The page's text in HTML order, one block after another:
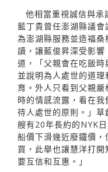
他相當重視誠信與承
藍丁貴曾任澎湖縣議
為澎湖縣服務並造福
讀，讓藍俊昇深受影
道，「父親會在吃飯時
並說明為人處世的道
育。外人只看到父親
時的情感流露，看在
待人處世的原則。」
艘有20年長約的NYK
船價下滑幾近廢鐵價
買，此舉也讓慧洋打
要互信和互惠。」